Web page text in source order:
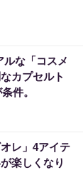
な「コスメ
カプセルト
件。
レ」4アイテ
楽しくなり